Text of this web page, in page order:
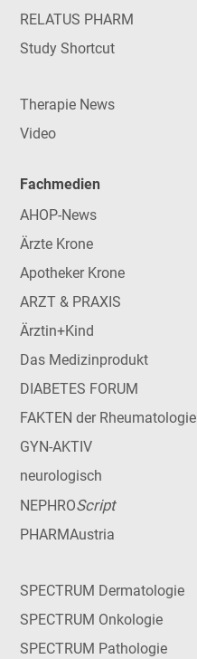
RELATUS PHARM
Study Shortcut
Therapie News
Video
Fachmedien
AHOP-News
Ärzte Krone
Apotheker Krone
ARZT & PRAXIS
Ärztin+Kind
Das Medizinprodukt
DIABETES FORUM
FAKTEN der Rheumatologie
GYN-AKTIV
neurologisch
NEPHROScript
PHARMAustria
SPECTRUM Dermatologie
SPECTRUM Onkologie
SPECTRUM Pathologie